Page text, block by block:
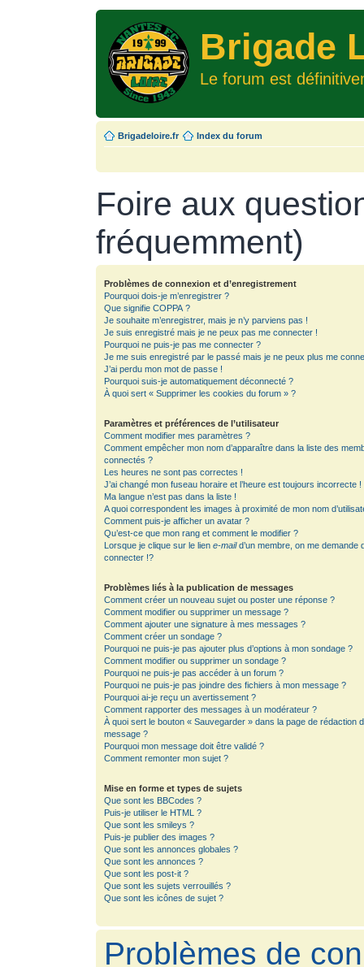
Brigade
Le forum est
Brigadeloire.fr Index du forum
Foire aux
fréquemment)
Problèmes de connexion et d’enregistrement
Pourquoi dois-je m’enregistrer ?
Que signifie COPPA ?
Je souhaite m’enregistrer, mais je n’y parviens pas !
Je suis enregistré mais je ne peux pas me connecter !
Pourquoi ne puis-je pas me connecter ?
Je me suis enregistré par le passé mais je ne peux plus me
J’ai perdu mon mot de passe !
Pourquoi suis-je automatiquement déconnecté ?
À quoi sert « Supprimer les cookies du forum » ?
Paramètres et préférences de l’utilisateur
Comment modifier mes paramètres ?
Comment empêcher mon nom d’apparaître dans la liste des
connectés ?
Les heures ne sont pas correctes !
J’ai changé mon fuseau horaire et l’heure est toujours incorrecte !
Ma langue n’est pas dans la liste !
A quoi correspondent les images à proximité de mon nom
Comment puis-je afficher un avatar ?
Qu’est-ce que mon rang et comment le modifier ?
Lorsque je clique sur le lien e-maild’un membre, on me demande
connecter !?
Problèmes liés à la publication de messages
Comment créer un nouveau sujet ou poster une réponse ?
Comment modifier ou supprimer un message ?
Comment ajouter une signature à mes messages ?
Comment créer un sondage ?
Pourquoi ne puis-je pas ajouter plus d’options à mon sondage ?
Comment modifier ou supprimer un sondage ?
Pourquoi ne puis-je pas accéder à un forum ?
Pourquoi ne puis-je pas joindre des fichiers à mon message ?
Pourquoi ai-je reçu un avertissement ?
Comment rapporter des messages à un modérateur ?
À quoi sert le bouton « Sauvegarder » dans la page de rédaction
message ?
Pourquoi mon message doit être validé ?
Comment remonter mon sujet ?
Mise en forme et types de sujets
Que sont les BBCodes ?
Puis-je utiliser le HTML ?
Que sont les smileys ?
Puis-je publier des images ?
Que sont les annonces globales ?
Que sont les annonces ?
Que sont les post-it ?
Que sont les sujets verrouillés ?
Que sont les icônes de sujet ?
Problèmes de